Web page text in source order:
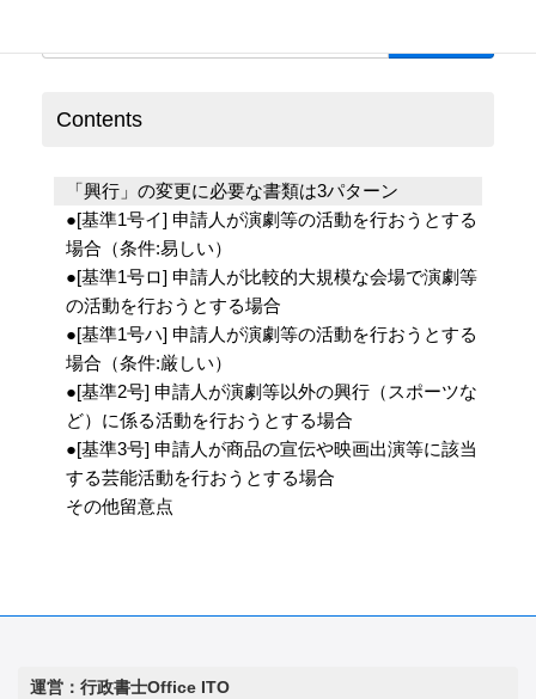
Contents
「興行」の変更に必要な書類は3パターン
●[基準1号イ] 申請人が演劇等の活動を行おうとする
場合（条件:易しい）
●[基準1号ロ] 申請人が比較的大規模な会場で演劇等
の活動を行おうとする場合
●[基準1号ハ] 申請人が演劇等の活動を行おうとする
場合（条件:厳しい）
●[基準2号] 申請人が演劇等以外の興行（スポーツな
ど）に係る活動を行おうとする場合
●[基準3号] 申請人が商品の宣伝や映画出演等に該当
する芸能活動を行おうとする場合
その他留意点
運営：行政書士Office ITO